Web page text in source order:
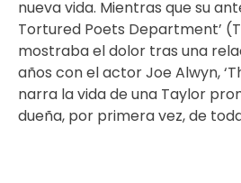
nueva vida. Mientras que su
Tortured Poets Department’
mostraba el dolor tras una
años con el actor Joe Alwyn,
narra la vida de una Taylor
dueña, por primera vez, de